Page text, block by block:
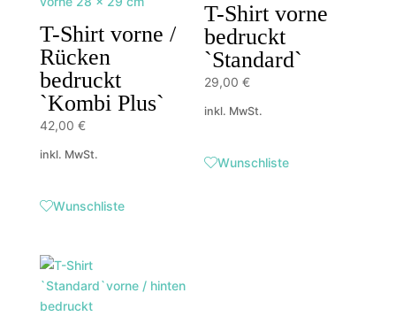
T-Shirt vorne /
Rücken
bedruckt
`Kombi Plus`
42,00 €
inkl. MwSt.
Wunschliste
T-Shirt vorne
bedruckt
`Standard`
29,00€
inkl. MwSt.
Wunschliste